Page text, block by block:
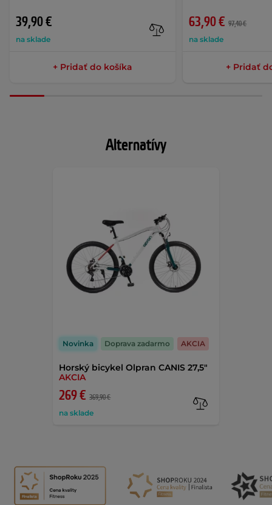
39,90 €
na sklade
+ Pridať do košíka
63,90 € 97,40 €
na sklade
+ Pridať
Alternatívy
Horský bicykel Olpran CANIS 27,5"
AKCIA
269 € 369,90 €
na sklade
Novinka Doprava zadarmo AKCIA